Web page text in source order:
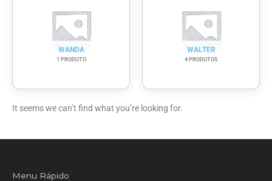
WANDA
1 PRODUTO
WALTER
4 PRODUTOS
It seems we can’t find what you’re looking for.
Menu Rápido